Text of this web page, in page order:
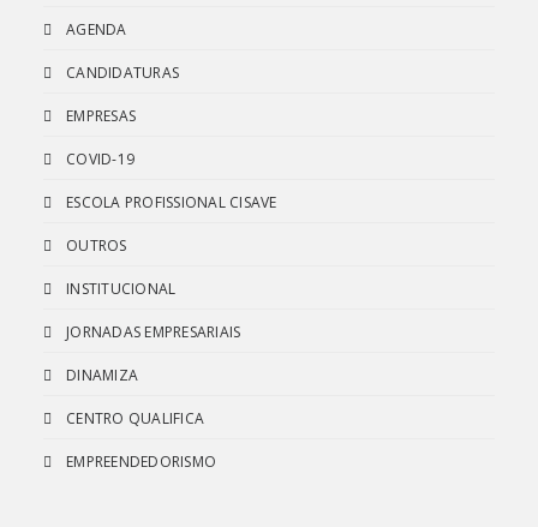
AGENDA
CANDIDATURAS
EMPRESAS
COVID-19
ESCOLA PROFISSIONAL CISAVE
OUTROS
INSTITUCIONAL
JORNADAS EMPRESARIAIS
DINAMIZA
CENTRO QUALIFICA
EMPREENDEDORISMO